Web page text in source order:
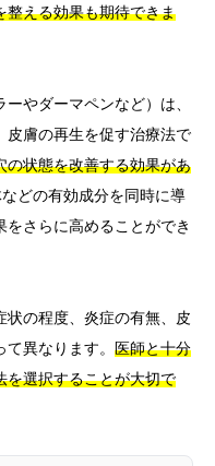
整える効果も期待できま
やダーマペンなど）は、
皮膚の再生を促す治療法で
の状態を改善する効果があ
どの有効成分を同時に導
をさらに高めることができ
状の程度、炎症の有無、皮
異なります。 医師と十分
を選択することが大切で